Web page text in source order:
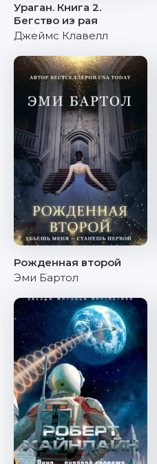
Ураган. Книга 2.
Бегство из рая
Джеймс Клавелл
Рожденная второй
Эми Бартол